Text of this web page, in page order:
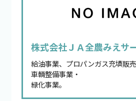
株式会社ＪＡ全農みえサ
給油事業、プロパンガス充填販
車輌整備事業・
緑化事業。